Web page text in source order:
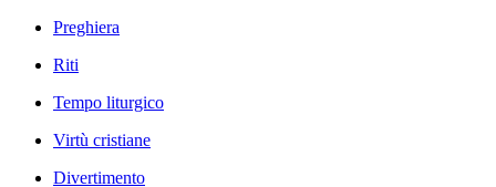
Preghiera
Riti
Tempo liturgico
Virtù cristiane
Divertimento